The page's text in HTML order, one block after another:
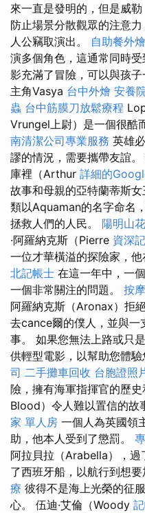
來一直是發明的，但是威
防止場景分散觀眾的注意
人公竊取演出。 自助餐外燴
演多個角色，這通常同時
影充滿了冒險，可以與孩子
主角Vasya 台中外燴 安養
蟲 台中筋膜刀放鬆療程
Vrungel上尉）是一個很酷
南清潔公司專業服務 英雄
謬的情況，需要攜帶友誼
庫裡（Arthur 詳細的
故事和母親的亞特蘭蒂斯女
類以Aquaman的名字命名
拯救人們的人民。 陽明山
·阿羅納克斯（Pierre 資深
一位才華橫溢的探險家，
北記帳士 在這一年中，一
一個非常關注的問題。 按
阿羅納克斯（Aronax）拒
去cance爾的僕人，並與
事。 如果您無法上路或只
供輕型電影，以幫助您體驗
司 二手攤車回收 台胞證照
險，擁有海軍指揮官的歷
Blood）令人難以置信的故
家 單人房 一個人為英國領
助，他本人受到了懲罰。
阿拉貝拉（Arabella），過
了西班牙船，以航行到想
療 彼得不是海上光榮的征
心。 伍迪·艾倫（Woody